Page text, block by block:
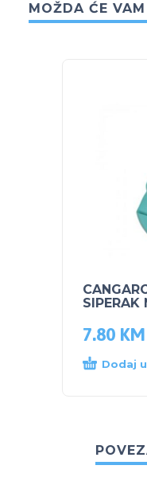
MOŽDA ĆE
SIPERAK
7.80 KM
Dodaj